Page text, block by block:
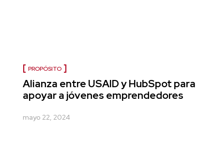
PROPÓSITO
Alianza entre USAID y HubSpot para
apoyar a jóvenes emprendedores
mayo 22, 2024